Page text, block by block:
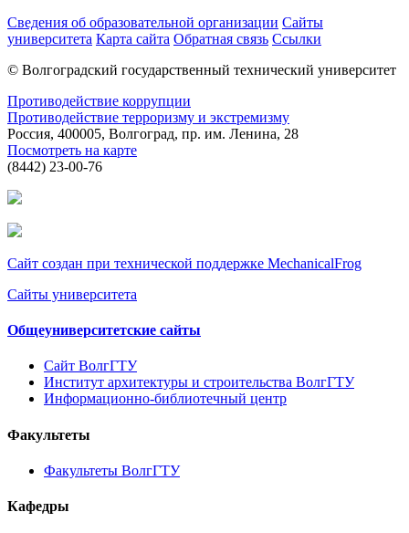
Сведения об образовательной организации Сайты
университета Карта сайта Обратная связь Ссылки
© Волгоградский государственный технический университет
Противодействие коррупции
Противодействие терроризму и экстремизму
Россия, 400005, Волгоград, пр. им. Ленина, 28
Посмотреть на карте
(8442) 23-00-76
Сайт создан при технической поддержке MechanicalFrog
Сайты университета
Общеуниверситетские сайты
Сайт ВолгГТУ
Институт архитектуры и строительства ВолгГТУ
Информационно-библиотечный центр
Факультеты
Факультеты ВолгГТУ
Кафедры